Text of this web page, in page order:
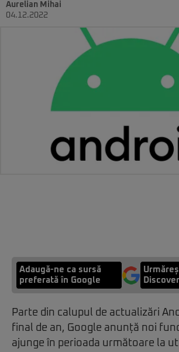
Aurelian Mihai
04.12.2022
Adaugă-ne ca sursă
preferată în Google
Discover
Parte din calupul de actualizări
final de an, Google anunță noi
ajunge în perioada următoare la